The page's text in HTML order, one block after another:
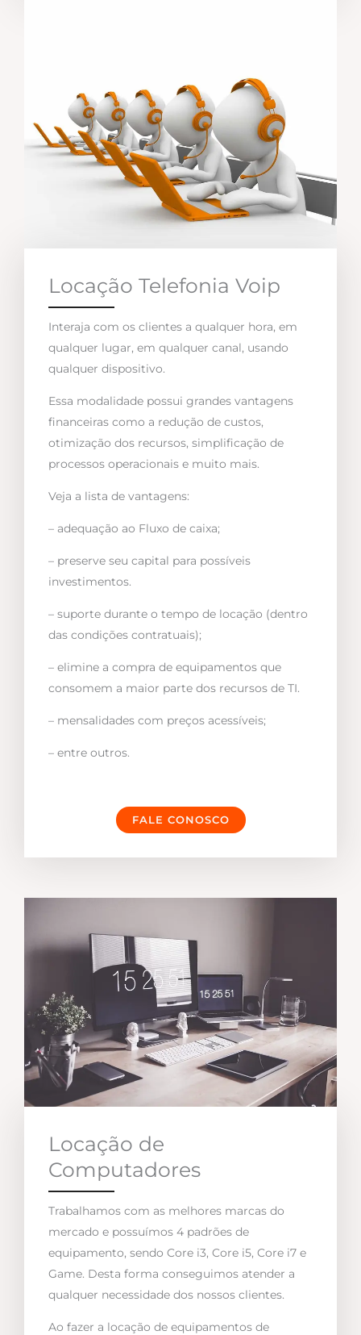
Locação Telefonia Voip
Interaja com os clientes a qualquer hora, em
qualquer lugar, em qualquer canal, usando
qualquer dispositivo.
Essa modalidade possui grandes vantagens
financeiras como a redução de custos,
otimização dos recursos, simplificação de
processos operacionais e muito mais.
Veja a lista de vantagens:
– adequação ao Fluxo de caixa;
– preserve seu capital para possíveis
investimentos.
– suporte durante o tempo de locação (dentro
das condições contratuais);
– elimine a compra de equipamentos que
consomem a maior parte dos recursos de TI.
– mensalidades com preços acessíveis;
– entre outros.
FALE CONOSCO
Locação de
Computadores
Trabalhamos com as melhores marcas do
mercado e possuímos 4 padrões de
equipamento, sendo Core i3, Core i5, Core i7 e
Game. Desta forma conseguimos atender a
qualquer necessidade dos nossos clientes.
Ao fazer a locação de equipamentos de